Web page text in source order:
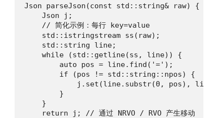
Json parseJson(const std::string& raw) {
    Json j;
    // 简化示例：每行 key=value
    std::istringstream ss(raw);
    std::string line;
    while (std::getline(ss, line)) {
        auto pos = line.find('=');
        if (pos != std::string::npos) {
j.set(line.substr(0, pos),
        }
    }
    return j; // 通过 NRVO / RVO 产生移动